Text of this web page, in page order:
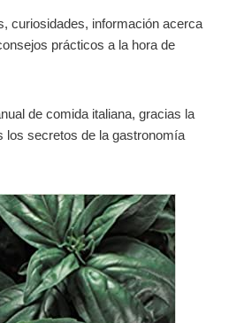
curiosidades, información acerca
prácticos a la hora de
de comida italiana, gracias la
los secretos de la gastronomía